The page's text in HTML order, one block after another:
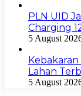
PLN UID
Charging
5 August
Lahan
5 August